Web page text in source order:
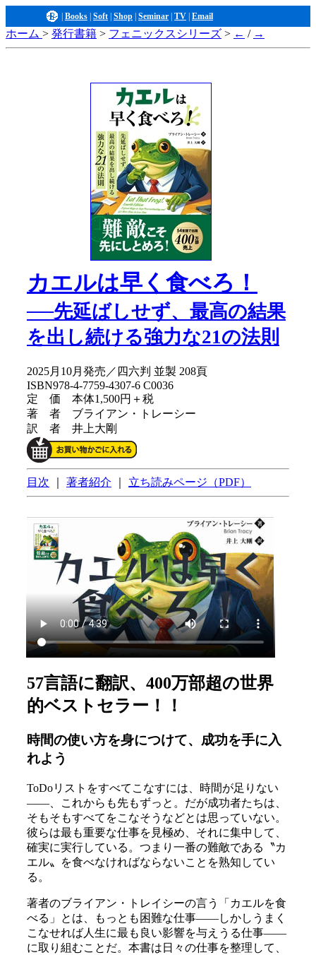
Books Soft Shop Seminar TV Email
ホーム > 発行書籍 > フェニックスシリーズ > ← / →
カエルは早く食べろ！
──先延ばしせず、最高の結果
を出し続ける強力な21の法則
2025月10月発売／四六判 並製 208頁
ISBN978-4-7759-4307-6 C0036
定 価 本体1,500円＋税
著 者 ブライアン・トレーシー
訳 者 井上大剛
目次 著者紹介 立ち読みページ（PDF）
57言語に翻訳、400万部超の世界
的ベストセラー！！
時間の使い方を身につけて、成功を手に入
れよう
ToDoリストをすべてこなすには、時間が足りない
――、これからも先もずっと。だが成功者たちは、
そもそもすべてをこなそうなどとは思っていない。
彼らは最も重要な仕事を見極め、それに集中して、
確実に実行している。つまり一番の難敵である〝カ
エル〟を食べなければならないことを熟知してい
る。
著者のブライアン・トレイシーの言う「カエルを食
べる」とは、もっとも困難な仕事――しかしうまく
こなせれば人生に最も良い影響を与えうる仕事――
に取り組むことだ。本書は日々の仕事を整理して、